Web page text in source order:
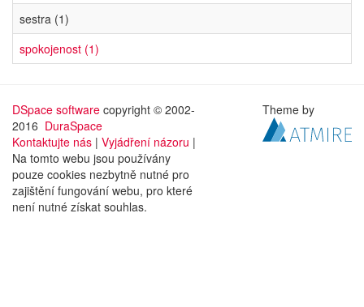
sestra (1)
spokojenost (1)
DSpace software copyright © 2002-
2016 DuraSpace
Kontaktujte nás | Vyjádření názoru |
Na tomto webu jsou používány
pouze cookies nezbytně nutné pro
zajištění fungování webu, pro které
není nutné získat souhlas.
Theme by